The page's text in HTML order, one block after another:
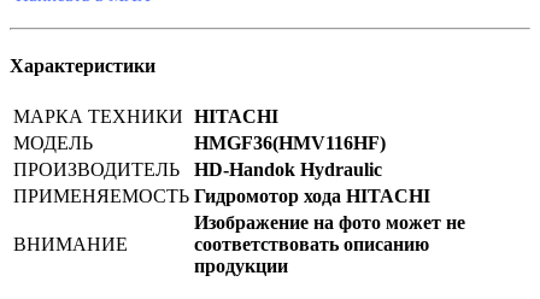
Характеристики
МАРКА ТЕХНИКИ HITACHI
МОДЕЛЬ
HMGF36(HMV116HF)
ПРОИЗВОДИТЕЛЬ
HD-Handok Hydraulic
ПРИМЕНЯЕМОСТЬ Гидромотор хода HITACHI
ВНИМАНИЕ
Изображение на фото может не
соответствовать описанию
продукции